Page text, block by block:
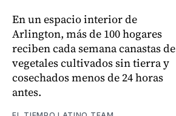
En un espacio interior de
Arlington, más de 100 hogares
reciben cada semana canastas de
vegetales cultivados sin tierra y
cosechados menos de 24 horas
antes.